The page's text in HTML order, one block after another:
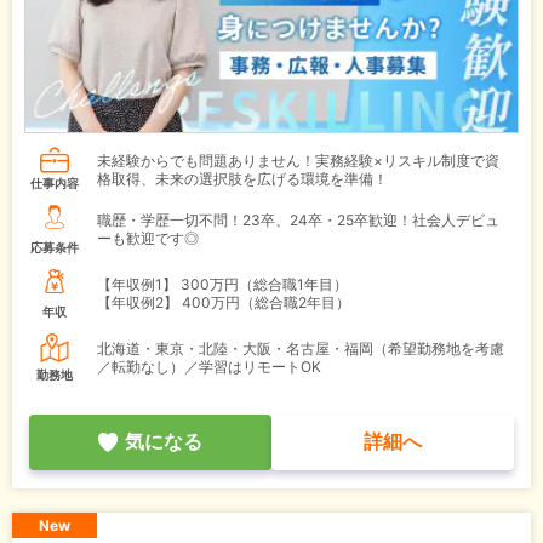
仕事内容
未経験からでも問題ありません！実務経験×リスキル制度で資
格取得、未来の選択肢を広げる環境を準備！
応募条件
職歴・学歴一切不問！23卒、24卒・25卒歓迎！社会人デビュ
ーも歓迎です◎
年収
【年収例1】
300万円（総合職1年目）
【年収例2】
400万円（総合職2年目）
勤務地
北海道・東京・北陸・大阪・名古屋・福岡（希望勤務地を考慮
／転勤なし）／学習はリモートOK
気になる 詳細へ
New